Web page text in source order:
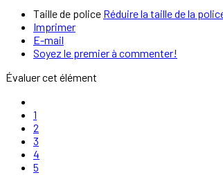
Taille de police Réduire la taille de la
Imprimer
E-mail
Soyez le premier à commenter!
Évaluer cet élément
1
2
3
4
5